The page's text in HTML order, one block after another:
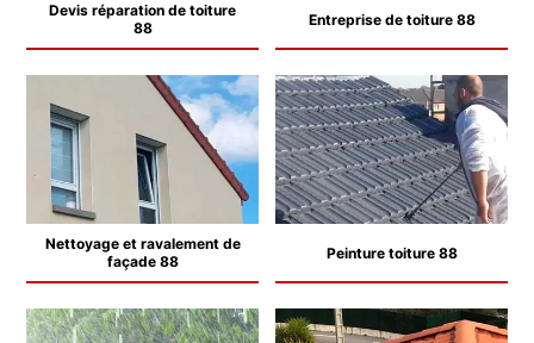
Devis réparation de toiture
88
Entreprise de toiture 88
Nettoyage et ravalement de
façade 88
Peinture toiture 88